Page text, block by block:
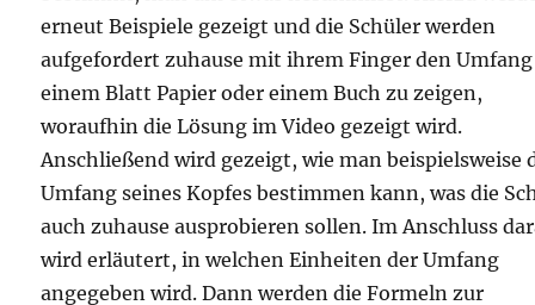
erneut Beispiele gezeigt und die Schüler werden
aufgefordert zuhause mit ihrem Finger den
einem Blatt Papier oder einem Buch zu zeigen,
woraufhin die Lösung im Video gezeigt wird.
Anschließend wird gezeigt, wie man beispielsweise
Umfang seines Kopfes bestimmen kann, was die
auch zuhause ausprobieren sollen. Im Anschluss
wird erläutert, in welchen Einheiten der Umfang
angegeben wird. Dann werden die Formeln zur